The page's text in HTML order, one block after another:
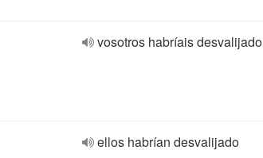
vosotros habríais desvalijado
ellos habrían desvalijado